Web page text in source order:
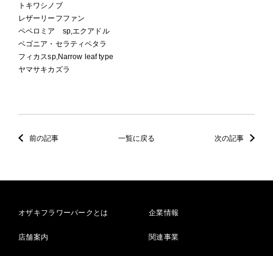
トキワシノブ
レザーリーフファン
ペペロミア sp,エクアドル
ベゴニア・セラティペタラ
フィカスsp,Narrow leaf type
ヤマサキカズラ
前の記事 一覧に戻る 次の記事
オザキフラワーパークとは
店舗案内
企業情報
関連事業